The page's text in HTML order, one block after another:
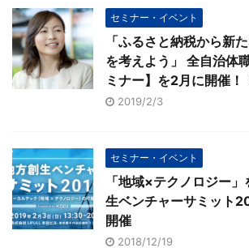
セミナー・イベント
「ふるさと納税から新
を考えよう」 全自治体
ミナー】を2月に開催！
2019/2/3
セミナー・イベント
「地域×テクノロジー
生ベンチャーサミット
開催
2018/12/19